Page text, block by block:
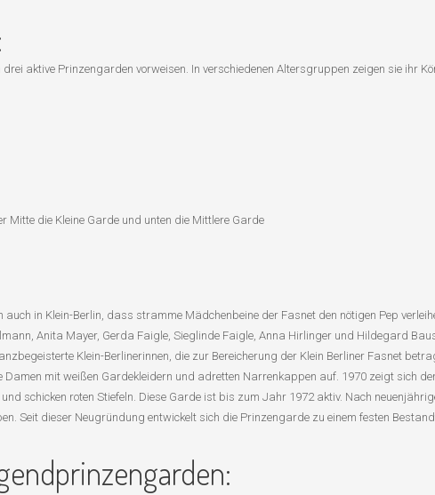
aktive Prinzengarden vorweisen. In verschiedenen Altersgruppen zeigen sie ihr
Mitte die Kleine Garde und unten die Mittlere Garde
auch in Klein-Berlin, dass stramme Mädchenbeine der Fasnet den nötigen Pep
Anita Mayer, Gerda Faigle, Sieglinde Faigle, Anna Hirlinger und Hildegard
Klein-Berlinerinnen, die zur Bereicherung der Klein Berliner Fasnet
Damen mit weißen Gardekleidern und adretten Narrenkappen auf. 1970 zeigt sich
schicken roten Stiefeln. Diese Garde ist bis zum Jahr 1972 aktiv. Nach
Seit dieser Neugründung entwickelt sich die Prinzengarde zu einem festen